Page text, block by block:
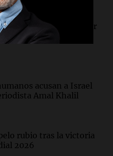
Foyth tras volver a jugar
"Era todo
acusan a Israel
Amal Khalil
rubio tras la victoria
2026